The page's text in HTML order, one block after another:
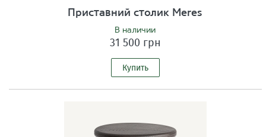
Приставний столик Meres
В наличии
31 500 грн
Купить